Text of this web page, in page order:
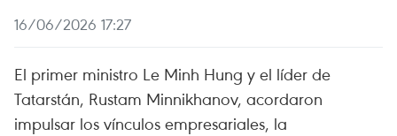
16/06/2026 17:27
El primer ministro Le Minh Hung y el líder de
Tatarstán, Rustam Minnikhanov, acordaron
impulsar los vínculos empresariales, la